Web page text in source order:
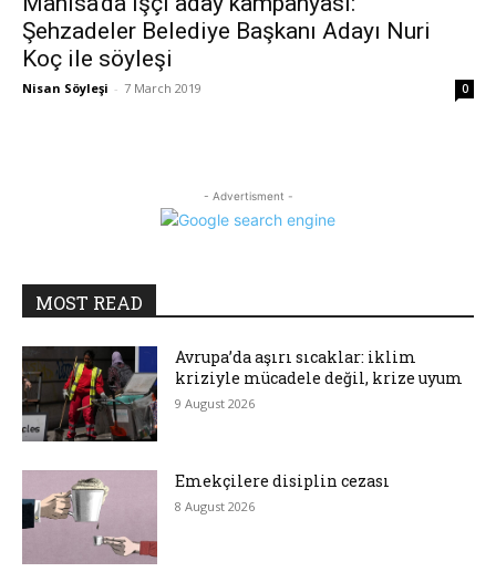
Şehzadeler Belediye Başkanı Adayı Nuri
Koç ile söyleşi
Nisan Söyleşi - 7 March 2019 0
- Advertisment -
MOST READ
Avrupa’da aşırı sıcaklar: iklim
kriziyle mücadele değil, krize uyum
9 August 2026
Emekçilere disiplin cezası
8 August 2026